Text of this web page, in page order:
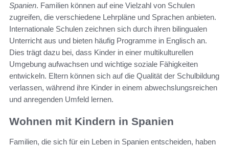
Spanien. Familien können auf eine Vielzahl von Schulen
zugreifen, die verschiedene Lehrpläne und Sprachen anbieten.
Internationale Schulen zeichnen sich durch ihren bilingualen
Unterricht aus und bieten häufig Programme in Englisch an.
Dies trägt dazu bei, dass Kinder in einer multikulturellen
Umgebung aufwachsen und wichtige soziale Fähigkeiten
entwickeln. Eltern können sich auf die Qualität der Schulbildung
verlassen, während ihre Kinder in einem abwechslungsreichen
und anregenden Umfeld lernen.
Wohnen mit Kindern in Spanien
Familien, die sich für ein Leben in Spanien entscheiden, haben